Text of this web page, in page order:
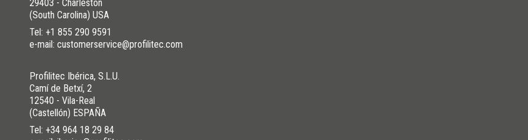
29403 - Charleston
(South Carolina) USA
Tel: +1 855 290 9591
e-mail: customerservice@profilitec.com
Profilitec Ibérica, S.L.U.
Camí de Betxí, 2
12540 - Vila-Real
(Castellón) ESPAÑA
Tel: +34 964 18 29 84